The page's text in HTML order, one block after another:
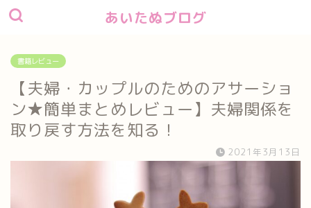
あいたぬブログ
書籍レビュー
【夫婦・カップルのためのアサーショ
ン★簡単まとめレビュー】夫婦関係を
取り戻す方法を知る！
2021年3月13日